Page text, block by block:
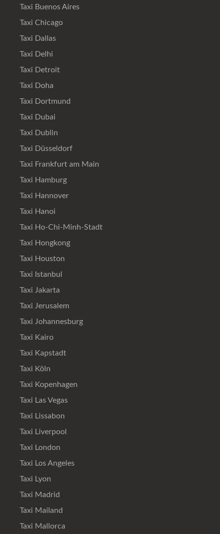
Taxi Buenos Aires
Taxi Chicago
Taxi Dallas
Taxi Delhi
Taxi Detroit
Taxi Doha
Taxi Dortmund
Taxi Dubai
Taxi Dublin
Taxi Düsseldorf
Taxi Frankfurt am Main
Taxi Hamburg
Taxi Hannover
Taxi Hanoi
Taxi Ho-Chi-Minh-Stadt
Taxi Hongkong
Taxi Houston
Taxi Istanbul
Taxi Jakarta
Taxi Jerusalem
Taxi Johannesburg
Taxi Kairo
Taxi Kapstadt
Taxi Köln
Taxi Kopenhagen
Taxi Las Vegas
Taxi Lissabon
Taxi Liverpool
Taxi London
Taxi Los Angeles
Taxi Lyon
Taxi Madrid
Taxi Mailand
Taxi Mallorca